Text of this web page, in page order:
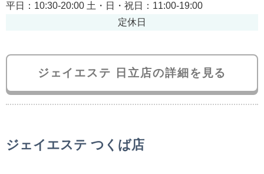
平日：10:30-20:00 土・日・祝日：11:00-19:00
定休日
ジェイエステ 日立店の詳細を見る
ジェイエステ つくば店